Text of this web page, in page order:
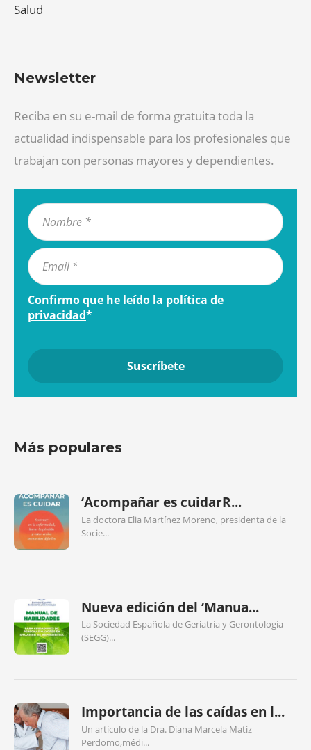
Salud
Newsletter
Reciba en su e-mail de forma gratuita toda la
actualidad indispensable para los profesionales que
trabajan con personas mayores y dependientes.
Confirmo que he leído la política de
privacidad*
Más populares
‘Acompañar es cuidarR...
La doctora Elia Martínez Moreno, presidenta de la
Socie...
Nueva edición del ‘Manua...
La Sociedad Española de Geriatría y Gerontología
(SEGG)...
Importancia de las caídas en l...
Un artículo de la Dra. Diana Marcela Matiz
Perdomo,médi...